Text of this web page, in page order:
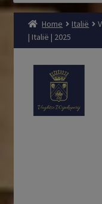
Home Italië
| Italië | 2025